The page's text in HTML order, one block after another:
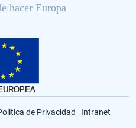
hacer Europa
de Privacidad Intranet